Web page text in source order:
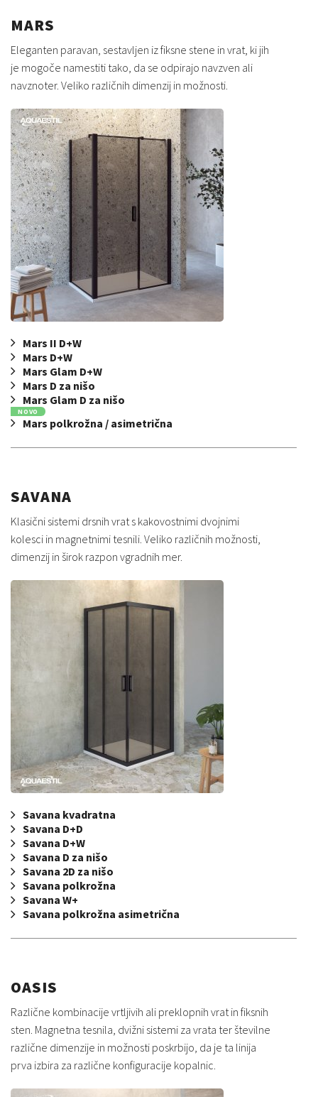
MARS
Eleganten paravan, sestavljen iz fiksne stene in vrat, ki jih
je mogoče namestiti tako, da se odpirajo navzven ali
navznoter. Veliko različnih dimenzij in možnosti.
Mars II D+W
Mars D+W
Mars Glam D+W
Mars D za nišo
Mars Glam D za nišo
NOVO
Mars polkrožna / asimetrična
SAVANA
Klasični sistemi drsnih vrat s kakovostnimi dvojnimi
kolesci in magnetnimi tesnili. Veliko različnih možnosti,
dimenzij in širok razpon vgradnih mer.
Savana kvadratna
Savana D+D
Savana D+W
Savana D za nišo
Savana 2D za nišo
Savana polkrožna
Savana W+
Savana polkrožna asimetrična
OASIS
Različne kombinacije vrtljivih ali preklopnih vrat in fiksnih
sten. Magnetna tesnila, dvižni sistemi za vrata ter številne
različne dimenzije in možnosti poskrbijo, da je ta linija
prva izbira za različne konfiguracije kopalnic.